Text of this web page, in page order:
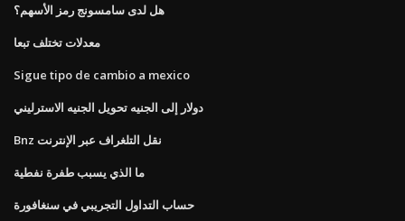
هل لدى سامسونج رمز الأسهم؟
معدلات تختلف تبعا
Sigue tipo de cambio a mexico
دولار إلى الجنيه تحويل الجنيه الاسترليني
Bnz نقل التلغراف عبر الإنترنت
ما الذي يسبب طفرة نفطية
حساب التداول التجريبي في سنغافورة